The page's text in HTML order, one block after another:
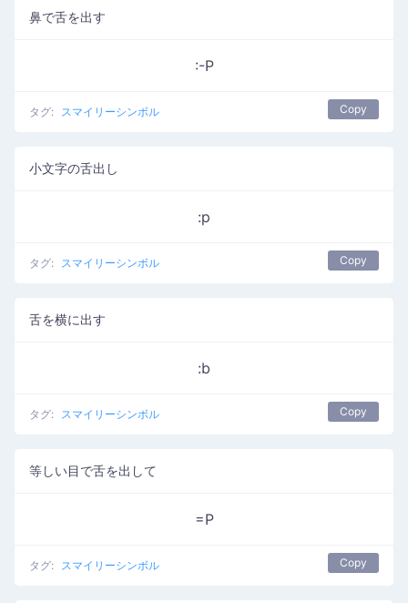
鼻で舌を出す
:-P
タグ: スマイリーシンボル Copy
小文字の舌出し
:p
タグ: スマイリーシンボル Copy
舌を横に出す
:b
タグ: スマイリーシンボル Copy
等しい目で舌を出して
=P
タグ: スマイリーシンボル Copy